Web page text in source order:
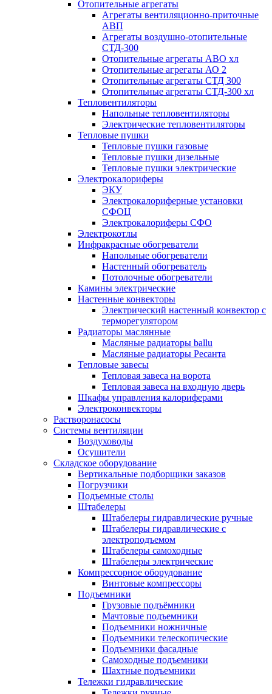
Отопительные агрегаты
Агрегаты вентиляционно-приточные
АВП
Агрегаты воздушно-отопительные
СТД-300
Отопительные агрегаты АВО хл
Отопительные агрегаты АО 2
Отопительные агрегаты СТД 300
Отопительные агрегаты СТД-300 хл
Тепловентиляторы
Напольные тепловентиляторы
Электрические тепловентиляторы
Тепловые пушки
Тепловые пушки газовые
Тепловые пушки дизельные
Тепловые пушки электрические
Электрокалориферы
ЭКУ
Электрокалориферные установки
СФОЦ
Электрокалориферы СФО
Электрокотлы
Инфракрасные обогреватели
Напольные обогреватели
Настенный обогреватель
Потолочные обогреватели
Камины электрические
Настенные конвекторы
Электрический настенный конвектор с
терморегулятором
Радиаторы маслянные
Масляные радиаторы ballu
Масляные радиаторы Ресанта
Тепловые завесы
Тепловая завеса на ворота
Тепловая завеса на входную дверь
Шкафы управления калориферами
Электроконвекторы
Растворонасосы
Системы вентиляции
Воздуховоды
Осушители
Складское оборудование
Вертикальные подборщики заказов
Погрузчики
Подъемные столы
Штабелеры
Штабелеры гидравлические ручные
Штабелеры гидравлические с
электроподъемом
Штабелеры самоходные
Штабелеры электрические
Компрессорное оборудование
Винтовые компрессоры
Подъемники
Грузовые подъёмники
Мачтовые подъемники
Подъемники ножничные
Подъемники телескопические
Подъемники фасадные
Самоходные подъемники
Шахтные подъемники
Тележки гидравлические